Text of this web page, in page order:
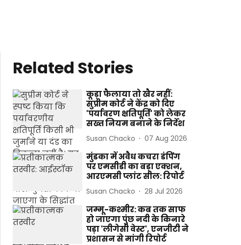
Related Stories
कूड़ा फैलाया तो खैर नहीं:
सुप्रीम कोर्ट ने केंद्र को दिए
'पर्यावरण क्षतिपूर्ति' को लेकर
सख्त नियम बनाने के निर्देश
Susan Chacko 07 Aug 2026
मुंडका में अवैध कचरा डंपिंग
पर एमसीडी का बड़ा एक्शन,
आरएमसी प्लांट सील: रिपोर्ट
Susan Chacko 28 Jul 2026
जम्मू-कश्मीर: कब तक साफ
हो जाएगा पुंछ नदी के किनारे
पड़ा 'लीगेसी वेस्ट', एनजीटी ने
प्रशासन से मांगी रिपोर्ट